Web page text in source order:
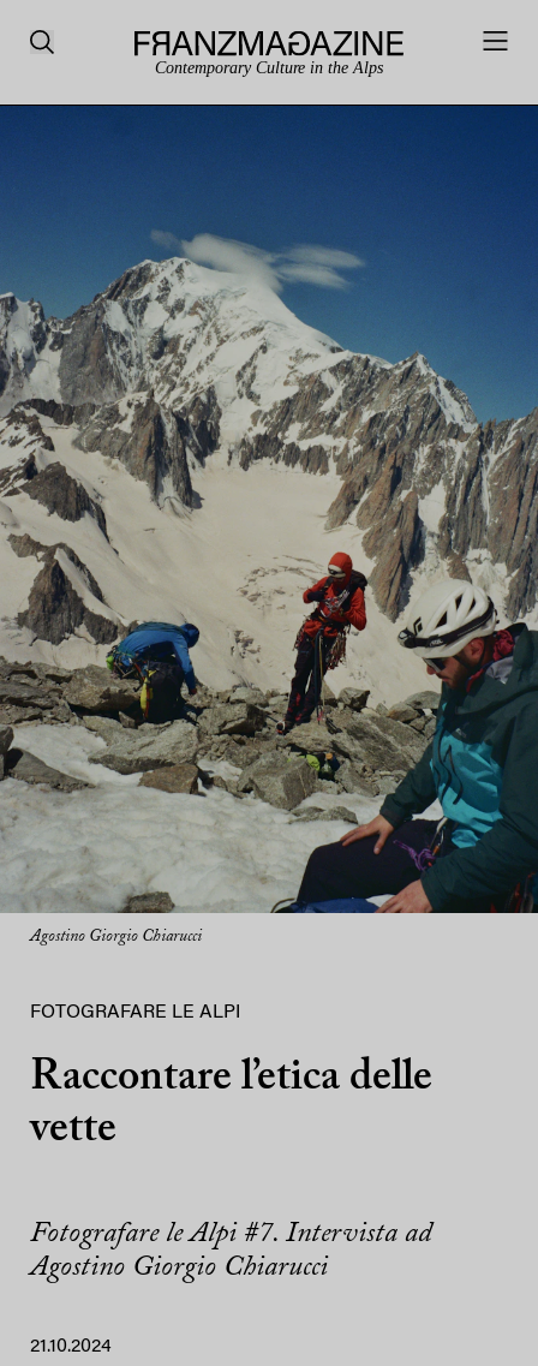
Contemporary Culture in the Alps
FOTOGRAFARE LE ALPI
Raccontare l’etica delle
vette
Fotografare le Alpi #7. Intervista ad
Agostino Giorgio Chiarucci
21.10.2024
Agostino Giorgio Chiarucci